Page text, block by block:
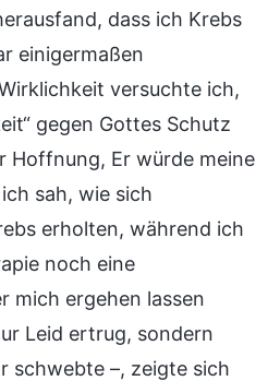
dass ich Krebs
einigermaßen
versuchte ich,
gegen Gottes Schutz
Hoffnung, Er würde meine
sah, wie sich
erholten, während ich
noch eine
mich ergehen lassen
Leid ertrug, sondern
schwebte –, zeigte sich